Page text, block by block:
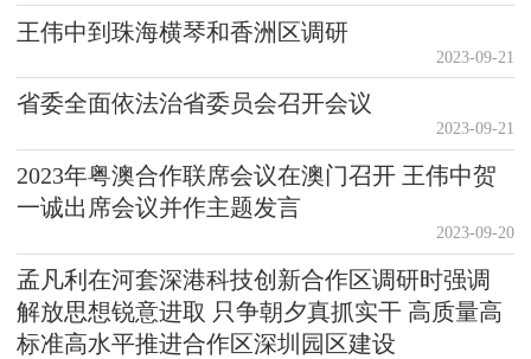
王伟中到珠海横琴和香洲区调研
2023-09-21
省委全面依法治省委员会召开会议
2023-09-21
2023年粤澳合作联席会议在澳门召开 王伟中贺
一诚出席会议并作主题发言
2023-09-20
孟凡利在河套深港科技创新合作区调研时强调
解放思想锐意进取 只争朝夕真抓实干 高质量高
标准高水平推进合作区深圳园区建设